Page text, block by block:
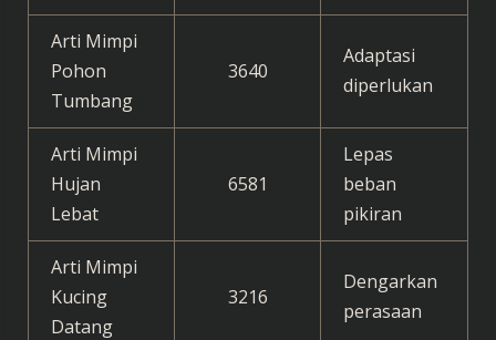
Arti Mimpi
Pohon
Tumbang
3640
Adaptasi
diperlukan
Arti Mimpi
Hujan
Lebat
6581
Lepas
beban
pikiran
Arti Mimpi
Kucing
Datang
3216
Dengarkan
perasaan